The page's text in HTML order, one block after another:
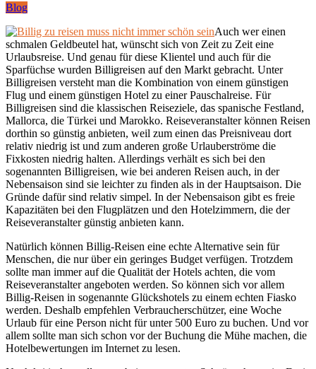
Blog
Auch wer einen
schmalen Geldbeutel hat, wünscht sich von Zeit zu Zeit eine
Urlaubsreise. Und genau für diese Klientel und auch für die
Sparfüchse wurden Billigreisen auf den Markt gebracht. Unter
Billigreisen versteht man die Kombination von einem günstigen
Flug und einem günstigen Hotel zu einer Pauschalreise. Für
Billigreisen sind die klassischen Reiseziele, das spanische Festland,
Mallorca, die Türkei und Marokko. Reiseveranstalter können Reisen
dorthin so günstig anbieten, weil zum einen das Preisniveau dort
relativ niedrig ist und zum anderen große Urlauberströme die
Fixkosten niedrig halten. Allerdings verhält es sich bei den
sogenannten Billigreisen, wie bei anderen Reisen auch, in der
Nebensaison sind sie leichter zu finden als in der Hauptsaison. Die
Gründe dafür sind relativ simpel. In der Nebensaison gibt es freie
Kapazitäten bei den Flugplätzen und den Hotelzimmern, die der
Reiseveranstalter günstig anbieten kann.
Natürlich können Billig-Reisen eine echte Alternative sein für
Menschen, die nur über ein geringes Budget verfügen. Trotzdem
sollte man immer auf die Qualität der Hotels achten, die vom
Reiseveranstalter angeboten werden. So können sich vor allem
Billig-Reisen in sogenannte Glückshotels zu einem echten Fiasko
werden. Deshalb empfehlen Verbraucherschützer, eine Woche
Urlaub für eine Person nicht für unter 500 Euro zu buchen. Und vor
allem sollte man sich schon vor der Buchung die Mühe machen, die
Hotelbewertungen im Internet zu lesen.